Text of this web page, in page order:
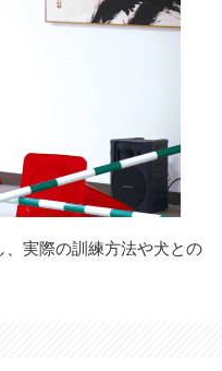
実際の訓練方法や犬との